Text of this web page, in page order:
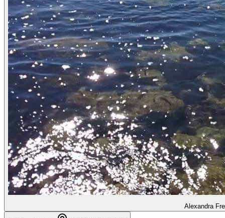
Alexandra